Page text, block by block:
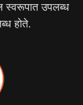
स्वरूपात उपलब्ध
होते.